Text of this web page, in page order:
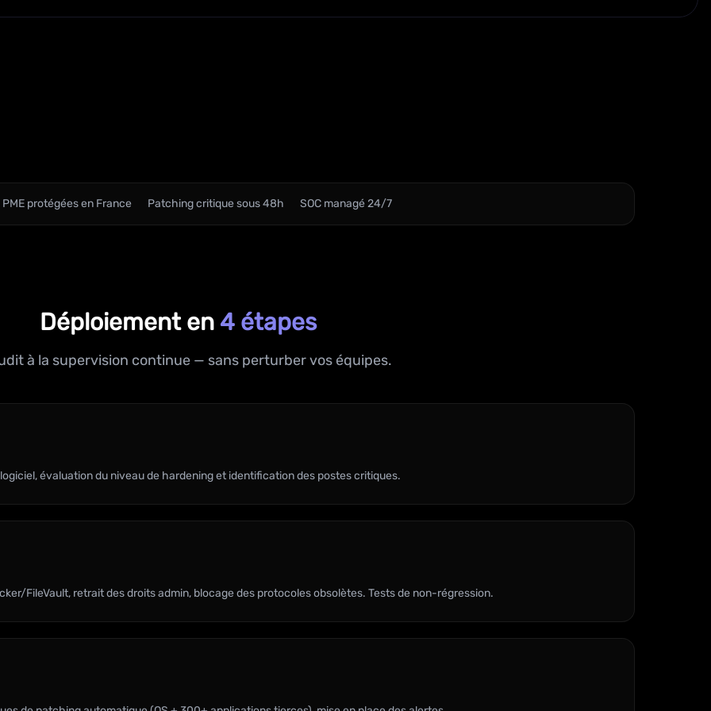
protégées en France Patching critique sous 48h SOC managé 24/7
Déploiement en 4 étapes
à la supervision continue — sans perturber vos équipes.
évaluation du niveau de hardening et identification des postes critiques.
FileVault, retrait des droits admin, blocage des protocoles obsolètes. Tests de non-régression.